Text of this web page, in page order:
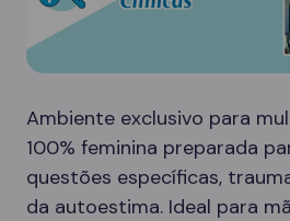
Ambiente exclusivo para
100% feminina preparada
questões específicas,
da autoestima. Ideal para